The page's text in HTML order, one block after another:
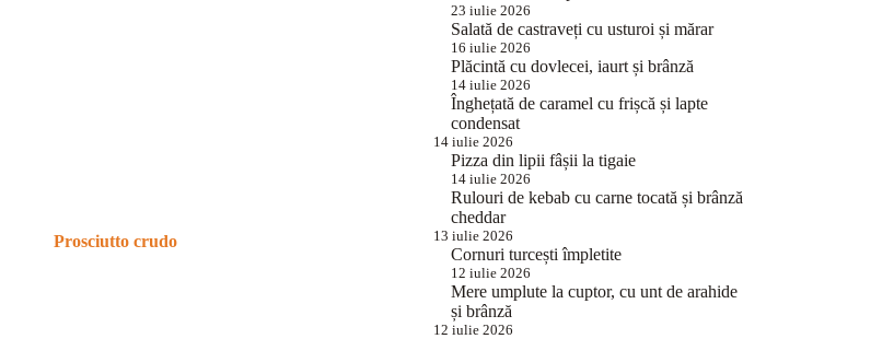
Prosciutto crudo
23 iulie 2026
Salată de castraveți cu usturoi și mărar
16 iulie 2026
Plăcintă cu dovlecei, iaurt și brânză
14 iulie 2026
Înghețată de caramel cu frișcă și lapte
condensat
14 iulie 2026
Pizza din lipii fâșii la tigaie
14 iulie 2026
Rulouri de kebab cu carne tocată și brânză
cheddar
13 iulie 2026
Cornuri turcești împletite
12 iulie 2026
Mere umplute la cuptor, cu unt de arahide
și brânză
12 iulie 2026